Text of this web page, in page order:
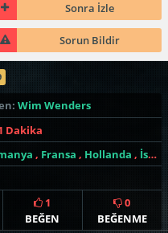
Sonra İzle
Sorun Bildir
Wim Wenders
Dakika
, Fransa , Hollanda , İspanya
1
BEĞEN
0
BEĞENME